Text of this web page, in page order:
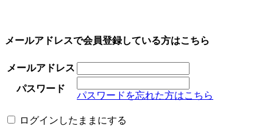
メールアドレスで会員登録している方はこちら
メールアドレス
パスワード
パスワードを忘れた方はこちら
ログインしたままにする